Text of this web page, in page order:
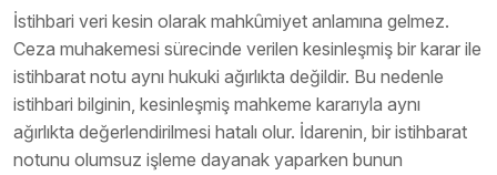
İstihbari veri kesin olarak mahkûmiyet anlamına gelmez.
Ceza muhakemesi sürecinde verilen kesinleşmiş bir karar ile
istihbarat notu aynı hukuki ağırlıkta değildir. Bu nedenle
istihbari bilginin, kesinleşmiş mahkeme kararıyla aynı
ağırlıkta değerlendirilmesi hatalı olur. İdarenin, bir istihbarat
notunu olumsuz işleme dayanak yaparken bunun